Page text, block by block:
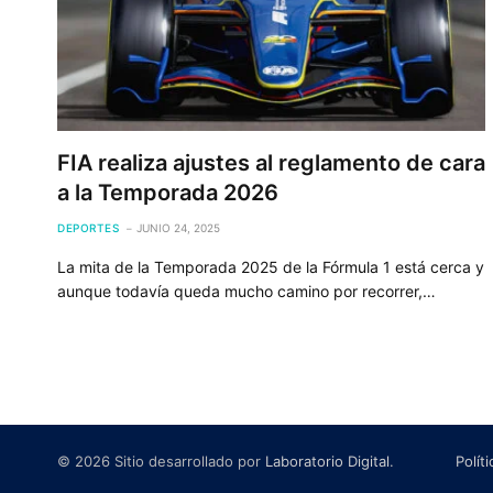
FIA realiza ajustes al reglamento de cara
a la Temporada 2026
DEPORTES JUNIO 24, 2025
La mita de la Temporada 2025 de la Fórmula 1 está cerca y
aunque todavía queda mucho camino por recorrer,…
© 2026 Sitio desarrollado por Laboratorio Digital.